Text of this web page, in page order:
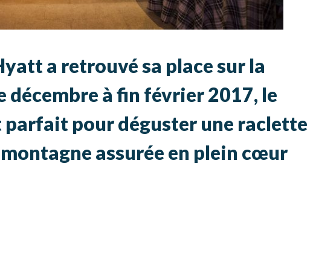
a retrouvé sa place sur la
décembre à fin février 2017, le
parfait pour déguster une raclette
assurée en plein cœur